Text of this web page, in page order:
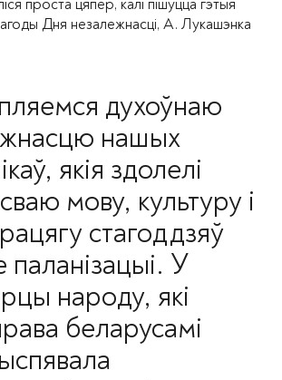
проста цяпер, калі пішуцца гэтыя
Дня незалежнасці, А. Лукашэнка
духоўнаю
нашых
якія здолелі
мову, культуру і
стагоддзяў
паланізацыі. У
народу, які
беларусамі